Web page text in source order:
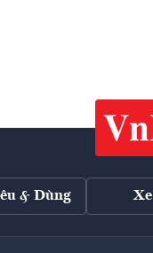
& Dùng Xe